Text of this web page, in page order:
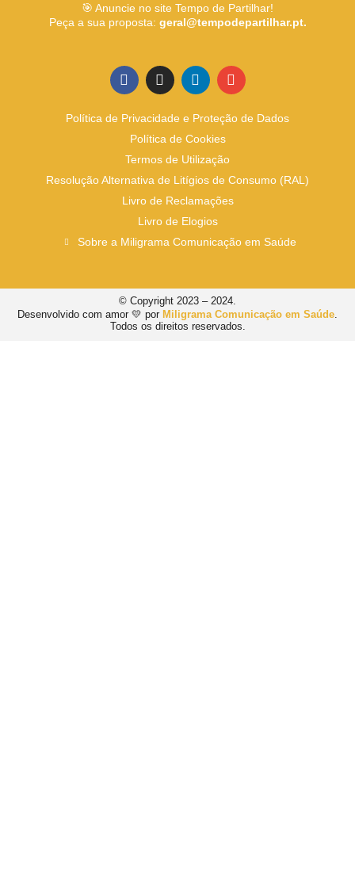
🎯 Anuncie no site Tempo de Partilhar!
Peça a sua proposta: geral@tempodepartilhar.pt.
Política de Privacidade e Proteção de Dados
Política de Cookies
Termos de Utilização
Resolução Alternativa de Litígios de Consumo (RAL)
Livro de Reclamações
Livro de Elogios
Sobre a Miligrama Comunicação em Saúde
© Copyright 2023 – 2024.
Desenvolvido com amor 💛 por Miligrama Comunicação em Saúde.
Todos os direitos reservados.